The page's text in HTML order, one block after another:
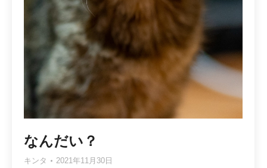
なんだい？
キンタ 2021年11月30日